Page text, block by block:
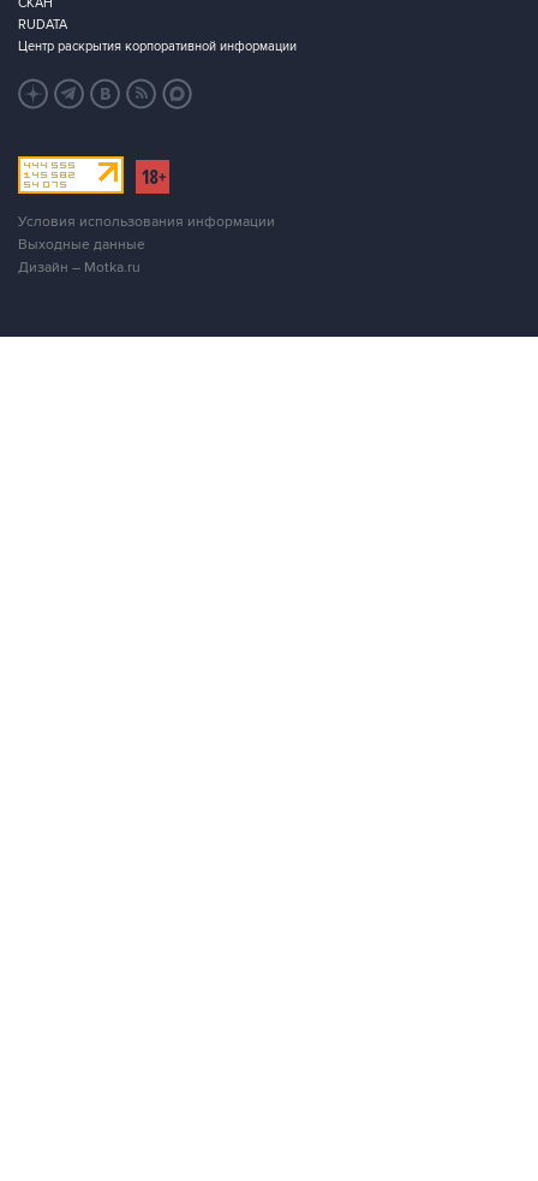
СКАН
RUDATA
Центр раскрытия корпоративной информации
Условия использования информации
Выходные данные
Дизайн – Motka.ru